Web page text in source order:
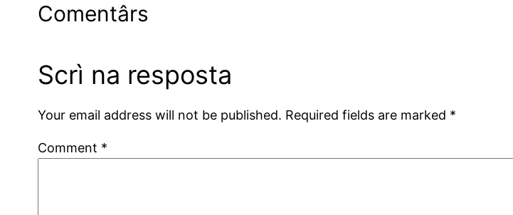
Comentârs
Scrì na resposta
Your email address will not be published. Required fields are marked *
Comment *